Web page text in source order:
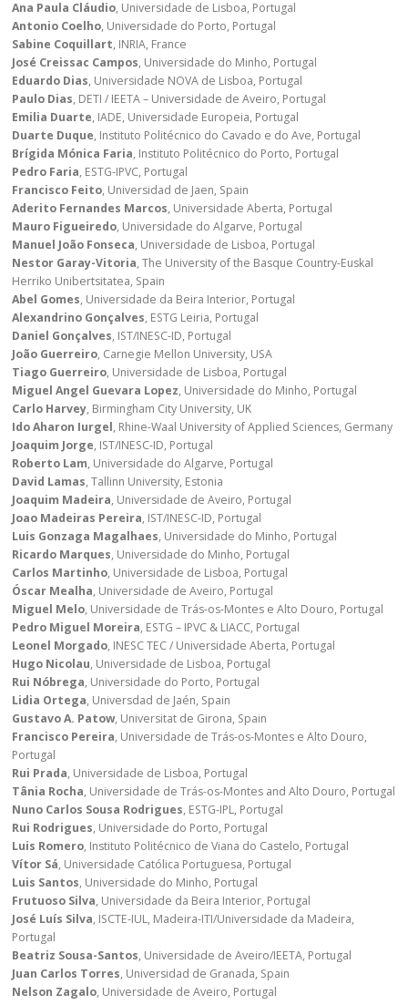
Ana Paula Cláudio, Universidade de Lisboa, Portugal
Antonio Coelho, Universidade do Porto, Portugal
Sabine Coquillart, INRIA, France
José Creissac Campos, Universidade do Minho, Portugal
Eduardo Dias, Universidade NOVA de Lisboa, Portugal
Paulo Dias, DETI / IEETA – Universidade de Aveiro, Portugal
Emilia Duarte, IADE, Universidade Europeia, Portugal
Duarte Duque, Instituto Politécnico do Cavado e do Ave, Portugal
Brígida Mónica Faria, Instituto Politécnico do Porto, Portugal
Pedro Faria, ESTG-IPVC, Portugal
Francisco Feito, Universidad de Jaen, Spain
Aderito Fernandes Marcos, Universidade Aberta, Portugal
Mauro Figueiredo, Universidade do Algarve, Portugal
Manuel João Fonseca, Universidade de Lisboa, Portugal
Nestor Garay-Vitoria, The University of the Basque Country-Euskal
Herriko Unibertsitatea, Spain
Abel Gomes, Universidade da Beira Interior, Portugal
Alexandrino Gonçalves, ESTG Leiria, Portugal
Daniel Gonçalves, IST/INESC-ID, Portugal
João Guerreiro, Carnegie Mellon University, USA
Tiago Guerreiro, Universidade de Lisboa, Portugal
Miguel Angel Guevara Lopez, Universidade do Minho, Portugal
Carlo Harvey, Birmingham City University, UK
Ido Aharon Iurgel, Rhine-Waal University of Applied Sciences, Germany
Joaquim Jorge, IST/INESC-ID, Portugal
Roberto Lam, Universidade do Algarve, Portugal
David Lamas, Tallinn University, Estonia
Joaquim Madeira, Universidade de Aveiro, Portugal
Joao Madeiras Pereira, IST/INESC-ID, Portugal
Luis Gonzaga Magalhaes, Universidade do Minho, Portugal
Ricardo Marques, Universidade do Minho, Portugal
Carlos Martinho, Universidade de Lisboa, Portugal
Óscar Mealha, Universidade de Aveiro, Portugal
Miguel Melo, Universidade de Trás-os-Montes e Alto Douro, Portugal
Pedro Miguel Moreira, ESTG – IPVC & LIACC, Portugal
Leonel Morgado, INESC TEC / Universidade Aberta, Portugal
Hugo Nicolau, Universidade de Lisboa, Portugal
Rui Nóbrega, Universidade do Porto, Portugal
Lidia Ortega, Universdad de Jaén, Spain
Gustavo A. Patow, Universitat de Girona, Spain
Francisco Pereira, Universidade de Trás-os-Montes e Alto Douro,
Portugal
Rui Prada, Universidade de Lisboa, Portugal
Tânia Rocha, Universidade de Trás-os-Montes and Alto Douro, Portugal
Nuno Carlos Sousa Rodrigues, ESTG-IPL, Portugal
Rui Rodrigues, Universidade do Porto, Portugal
Luis Romero, Instituto Politécnico de Viana do Castelo, Portugal
Vítor Sá, Universidade Católica Portuguesa, Portugal
Luis Santos, Universidade do Minho, Portugal
Frutuoso Silva, Universidade da Beira Interior, Portugal
José Luís Silva, ISCTE-IUL, Madeira-ITI/Universidade da Madeira,
Portugal
Beatriz Sousa-Santos, Universidade de Aveiro/IEETA, Portugal
Juan Carlos Torres, Universidad de Granada, Spain
Nelson Zagalo, Universidade de Aveiro, Portugal